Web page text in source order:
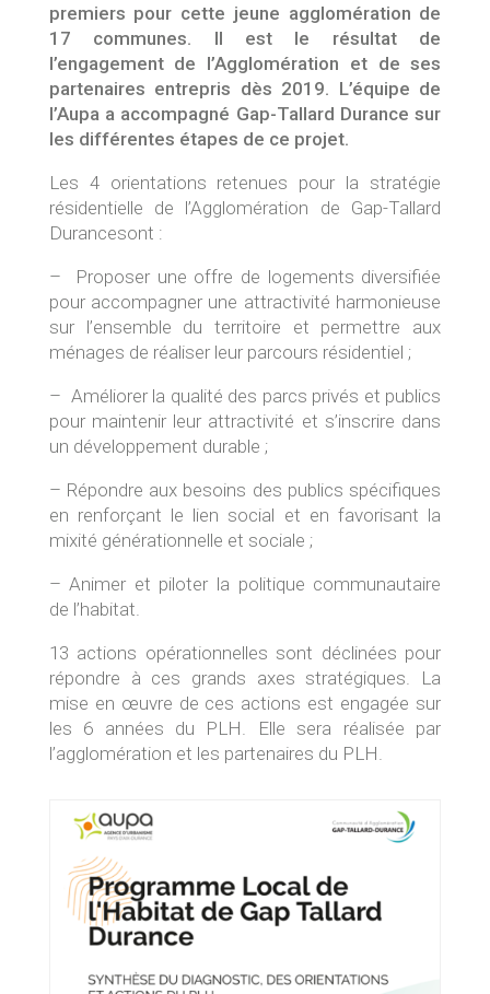
premiers pour cette jeune agglomération de
17 communes. Il est le résultat de
l’engagement de l’Agglomération et de ses
partenaires entrepris dès 2019. L’équipe de
l’Aupa a accompagné Gap-Tallard Durance sur
les différentes étapes de ce projet.
Les 4 orientations retenues pour la stratégie
résidentielle de l’Agglomération de Gap-Tallard
Durancesont :
– Proposer une offre de logements diversifiée
pour accompa­gner une attractivité harmonieuse
sur l’ensemble du territoire et permettre aux
ménages de réaliser leur par­cours résidentiel ;
– Améliorer la qualité des parcs privés et publics
pour maintenir leur attractivité et s’inscrire dans
un développement durable ;
– Répondre aux besoins des publics spécifiques
en renforçant le lien social et en favorisant la
mixité générationnelle et sociale ;
– Animer et piloter la poli­tique communautaire
de l’habitat.
13 actions opérationnelles sont déclinées pour
répondre à ces grands axes stratégiques. La
mise en œuvre de ces actions est engagée sur
les 6 années du PLH. Elle sera réalisée par
l’agglomération et les parte­naires du PLH.